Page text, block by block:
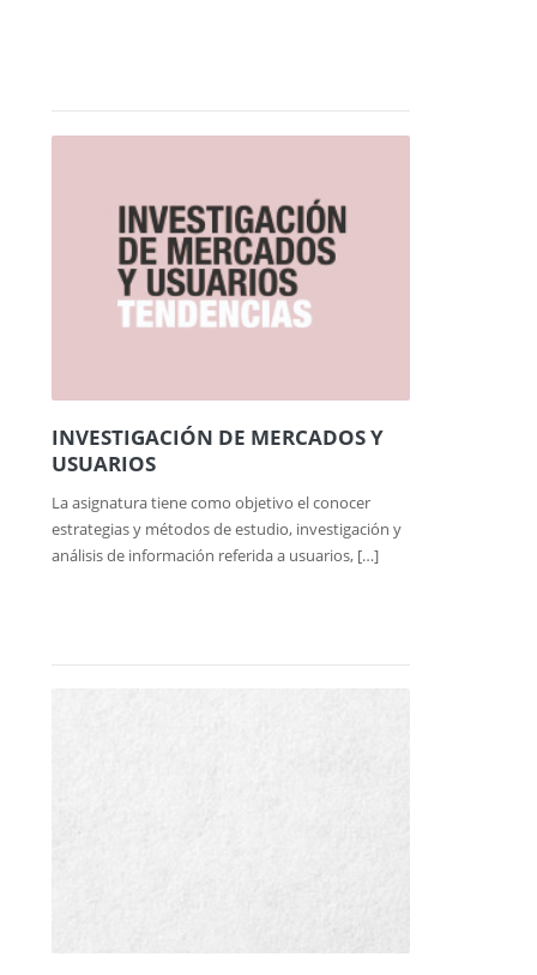
INVESTIGACIÓN DE MERCADOS Y
USUARIOS
La asignatura tiene como objetivo el conocer
estrategias y métodos de estudio, investigación y
análisis de información referida a usuarios, […]